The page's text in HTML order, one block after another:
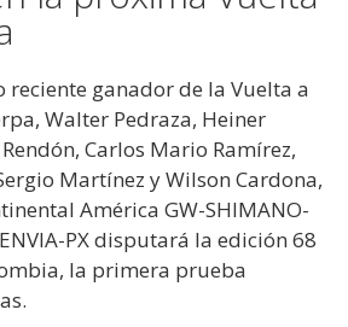
reciente ganador de la Vuelta a
Walter Pedraza, Heiner
Carlos Mario Ramírez,
Martínez y Wilson Cardona,
América GW-SHIMANO-
PX disputará la edición 68
la primera prueba